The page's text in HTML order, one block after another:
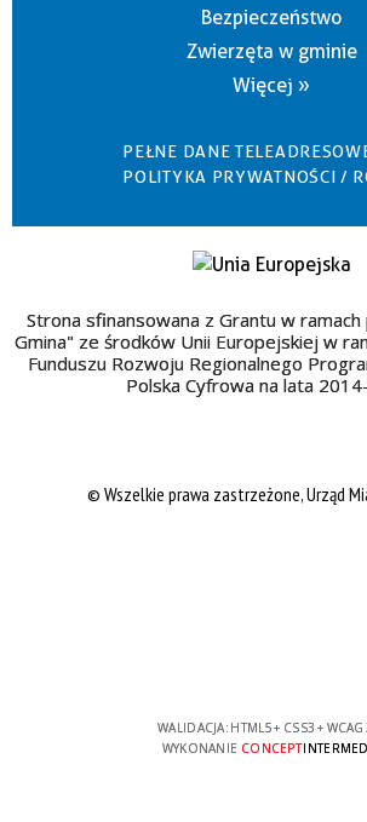
Bezpieczeństwo
Zwierzęta w gminie
Więcej »
PEŁNE DANE
POLITYKA PRYWATNOŚCI /
Strona sfinansowana z Grantu w
Gmina" ze środków Unii Europejskiej w
Funduszu Rozwoju Regionalnego
Polska Cyfrowa na lata
© Wszelkie prawa zastrzeżone, Urząd
WALIDACJA: HTML5+ CSS3 + WCAG
WYKONANIE CONCEPT